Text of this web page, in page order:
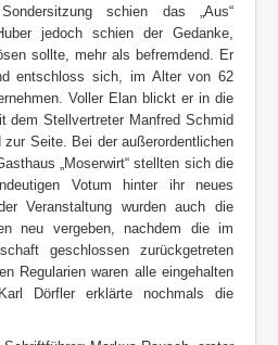
schien das „Aus“
jedoch schien der Gedanke,
sollte, mehr als befremdend. Er
entschloss sich, im Alter von 62
Voller Elan blickt er in die
dem Stellvertreter Manfred Schmid
Seite. Bei der außerordentlichen
„Moserwirt“ stellten sich die
Votum hinter ihr neues
Veranstaltung wurden auch die
neu vergeben, nachdem die im
geschlossen zurückgetreten
Regularien waren alle eingehalten
Dörfler erklärte nochmals die